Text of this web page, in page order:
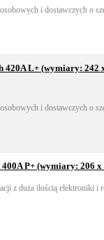
i dostawczych o
L+ (wymiary: 242
i dostawczych o
P+ (wymiary: 206 x
z duża ilością elektroniki i